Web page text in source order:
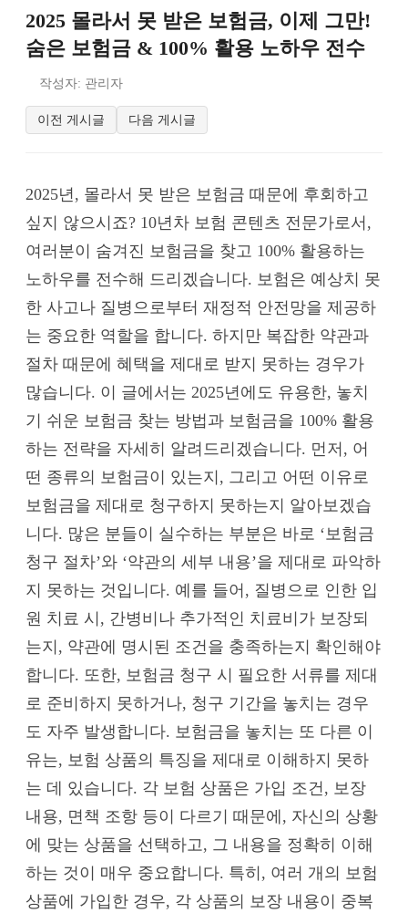
2025 몰라서 못 받은 보험금, 이제 그만!
숨은 보험금 & 100% 활용 노하우 전수
작성자: 관리자
이전 게시글 다음 게시글
2025년, 몰라서 못 받은 보험금 때문에 후회하고
싶지 않으시죠? 10년차 보험 콘텐츠 전문가로서,
여러분이 숨겨진 보험금을 찾고 100% 활용하는
노하우를 전수해 드리겠습니다. 보험은 예상치 못
한 사고나 질병으로부터 재정적 안전망을 제공하
는 중요한 역할을 합니다. 하지만 복잡한 약관과
절차 때문에 혜택을 제대로 받지 못하는 경우가
많습니다. 이 글에서는 2025년에도 유용한, 놓치
기 쉬운 보험금 찾는 방법과 보험금을 100% 활용
하는 전략을 자세히 알려드리겠습니다. 먼저, 어
떤 종류의 보험금이 있는지, 그리고 어떤 이유로
보험금을 제대로 청구하지 못하는지 알아보겠습
니다. 많은 분들이 실수하는 부분은 바로 ‘보험금
청구 절차’와 ‘약관의 세부 내용’을 제대로 파악하
지 못하는 것입니다. 예를 들어, 질병으로 인한 입
원 치료 시, 간병비나 추가적인 치료비가 보장되
는지, 약관에 명시된 조건을 충족하는지 확인해야
합니다. 또한, 보험금 청구 시 필요한 서류를 제대
로 준비하지 못하거나, 청구 기간을 놓치는 경우
도 자주 발생합니다. 보험금을 놓치는 또 다른 이
유는, 보험 상품의 특징을 제대로 이해하지 못하
는 데 있습니다. 각 보험 상품은 가입 조건, 보장
내용, 면책 조항 등이 다르기 때문에, 자신의 상황
에 맞는 상품을 선택하고, 그 내용을 정확히 이해
하는 것이 매우 중요합니다. 특히, 여러 개의 보험
상품에 가입한 경우, 각 상품의 보장 내용이 중복